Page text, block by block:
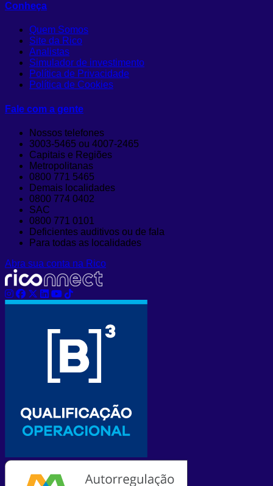
Conheça
Quem Somos
Site da Rico
Analistas
Simulador de investimento
Política de Privacidade
Política de Cookies
Fale com a gente
Nossos telefones
3003-5465 ou 4007-2465
Capitais e Regiões
Metropolitanas
0800 771 5465
Demais localidades
0800 774 0402
SAC
0800 771 0101
Deficientes auditivos ou de fala
Para todas as localidades
Abra sua conta na Rico